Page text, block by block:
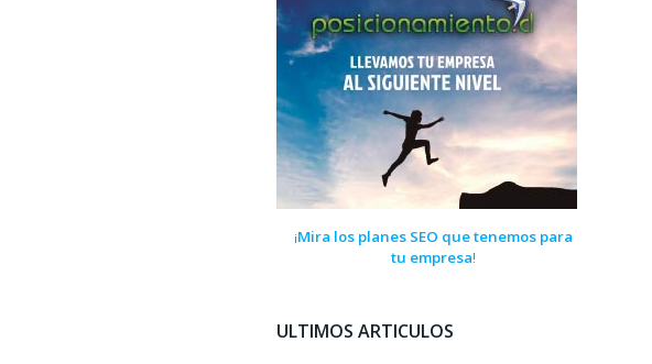
¡Mira los planes SEO que tenemos para
tu empresa!
ULTIMOS ARTICULOS